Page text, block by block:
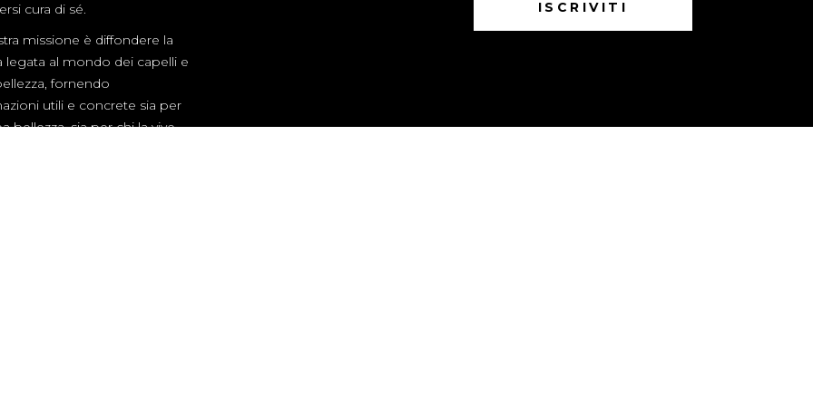
cura di sé.
missione è diffondere la
legata al mondo dei capelli e
fornendo
utili e concrete sia per
bellezza, sia per chi la vive,